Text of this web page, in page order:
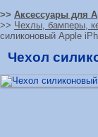
>> Аксессуары для
>> Чехлы, бамперы,
силиконовый Apple
Чехол